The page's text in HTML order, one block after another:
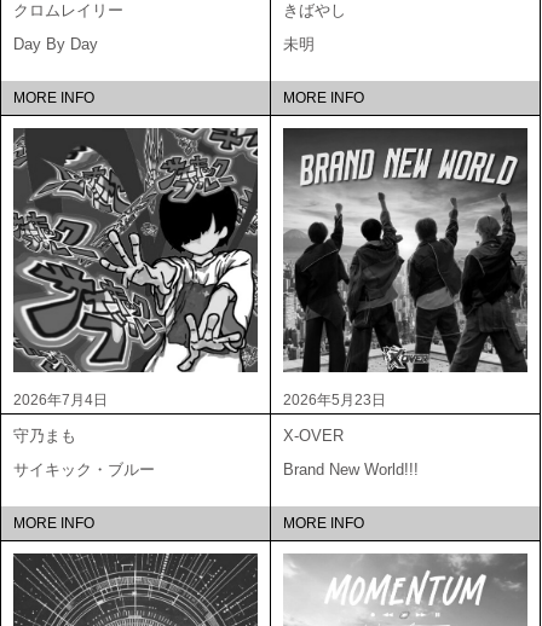
クロムレイリー
Day By Day
MORE INFO
きばやし
未明
MORE INFO
2026年7月4日
守乃まも
サイキック・ブルー
MORE INFO
2026年5月23日
X-OVER
Brand New World!!!
MORE INFO